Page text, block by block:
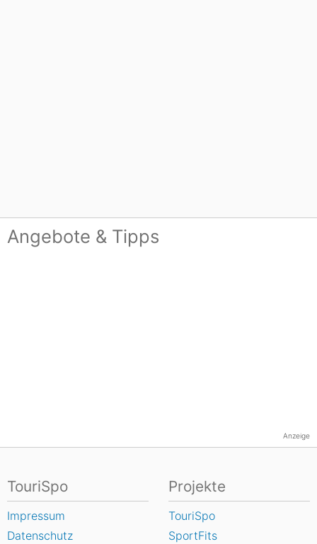
Angebote & Tipps
Anzeige
TouriSpo
Impressum
Datenschutz
Projekte
TouriSpo
SportFits